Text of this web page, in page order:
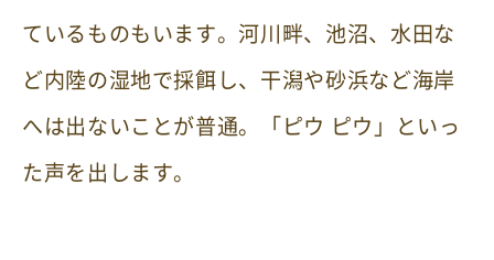
ているものもいます。河川畔、池沼、水田な
ど内陸の湿地で採餌し、干潟や砂浜など海岸
へは出ないことが普通。「ピウ ピウ」といっ
た声を出します。